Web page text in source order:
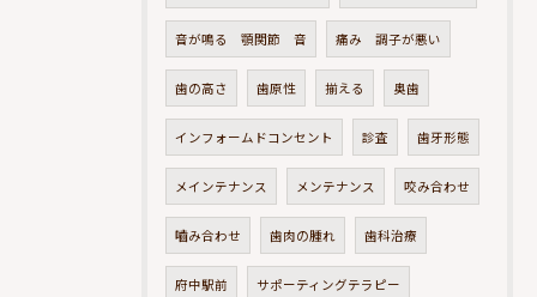
音が鳴る 顎関節 音 痛み 調子が悪い
歯の高さ 歯原性 揃える 奥歯
インフォームドコンセント 診査 歯牙形態
メインテナンス メンテナンス 咬み合わせ
嚙み合わせ 歯肉の腫れ 歯科治療
府中駅前 サポーティングテラピー